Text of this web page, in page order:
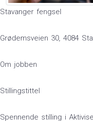
Stavanger fengsel
Grødemsveien 30, 4084
Om jobben
Stillingstittel
Spennende stilling i